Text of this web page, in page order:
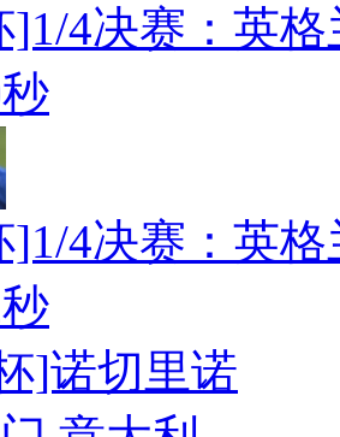
]1/4决赛：英
]1/4决赛：英